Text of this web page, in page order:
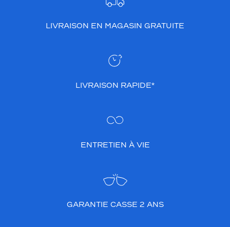
LIVRAISON EN MAGASIN GRATUITE
LIVRAISON RAPIDE*
ENTRETIEN À VIE
GARANTIE CASSE 2 ANS